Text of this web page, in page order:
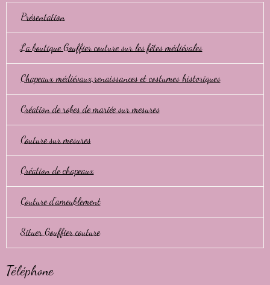
Présentation
La boutique Gouffier couture sur les fêtes médiévales
Chapeaux médiévaux,renaissances et costumes historiques
Création de robes de mariée sur mesures
Couture sur mesures
Création de chapeaux
Couture d'ameublement
Situer Gouffier couture
Téléphone